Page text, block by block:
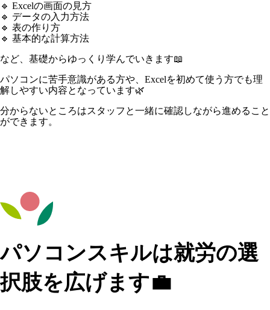
🔹 Excelの画面の見方
🔹 データの入力方法
🔹 表の作り方
🔹 基本的な計算方法
など、基礎からゆっくり学んでいきます📖
パソコンに苦手意識がある方や、Excelを初めて使う方でも理
解しやすい内容となっています🌿
分からないところはスタッフと一緒に確認しながら進めること
ができます。
パソコンスキルは就労の選
択肢を広げます💼